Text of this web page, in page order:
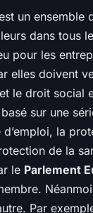
un
dans tous
pour les
elles doivent
le droit social
sur une
d’emploi, la
de la
le Parlement
Par